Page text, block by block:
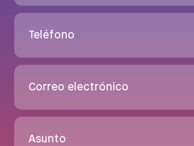
Teléfono
Correo electrónico
Asunto